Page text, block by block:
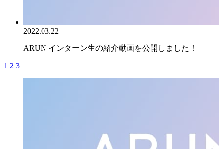
2022.03.22
ARUN インターン生の紹介動画を公開しました！
1 2 3